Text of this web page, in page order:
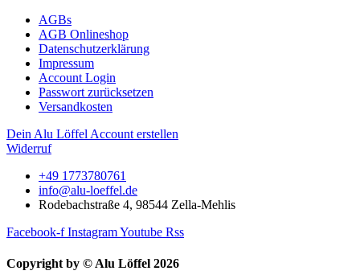
AGBs
AGB Onlineshop
Datenschutzerklärung
Impressum
Account Login
Passwort zurücksetzen
Versandkosten
Dein Alu Löffel Account erstellen
Widerruf
+49 1773780761
info@alu-loeffel.de
Rodebachstraße 4, 98544 Zella-Mehlis
Facebook-f InstagramYoutube Rss
Copyright by © Alu Löffel 2026